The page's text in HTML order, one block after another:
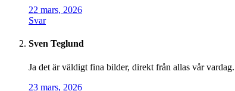
22 mars, 2026
Svar
Sven Teglund
Ja det är väldigt fina bilder, direkt från allas vår vardag.
23 mars, 2026